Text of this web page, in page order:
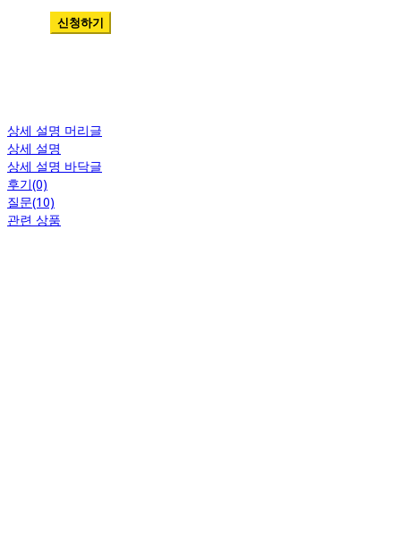
상세 설명 머리글
상세 설명
상세 설명 바닥글
후기(0)
질문(10)
관련 상품